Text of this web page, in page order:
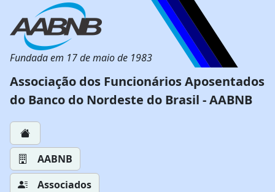
Fundada em 17 de maio de 1983
Associação dos Funcionários Aposentados
do Banco do Nordeste do Brasil - AABNB
AABNB
Associados